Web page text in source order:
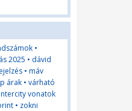
•
2025 • dávid
• máv
árak • várható
vonatok
• zokni